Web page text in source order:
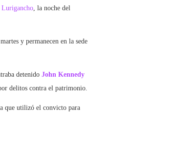
Lurigancho, la noche del
y permanecen en la sede
detenido John Kennedy
delitos contra el patrimonio.
que utilizó el convicto para